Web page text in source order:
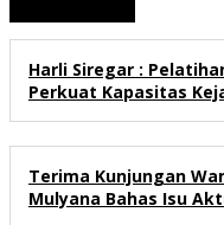
Harli Siregar :
Perkuat Kapasitas
Terima Kunjungan
Mulyana Bahas Isu